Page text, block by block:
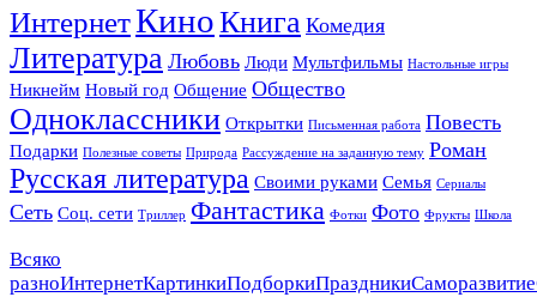
ИнтернетКиноКнига Комедия
Литература Любовь Люди Мультфильмы Настольные игры
Никнейм Новый год Общение Общество
Одноклассники Открытки Письменная работа Повесть
Подарки Полезные советы Природа Рассуждение на заданную тему Роман
Русская литература Своими руками Семья Сериалы
Сеть Соц. сети Триллер Фантастика Фотки Фото Фрукты Школа
Всяко
разноИнтернетКартинкиПодборкиПраздникиСаморазвитие